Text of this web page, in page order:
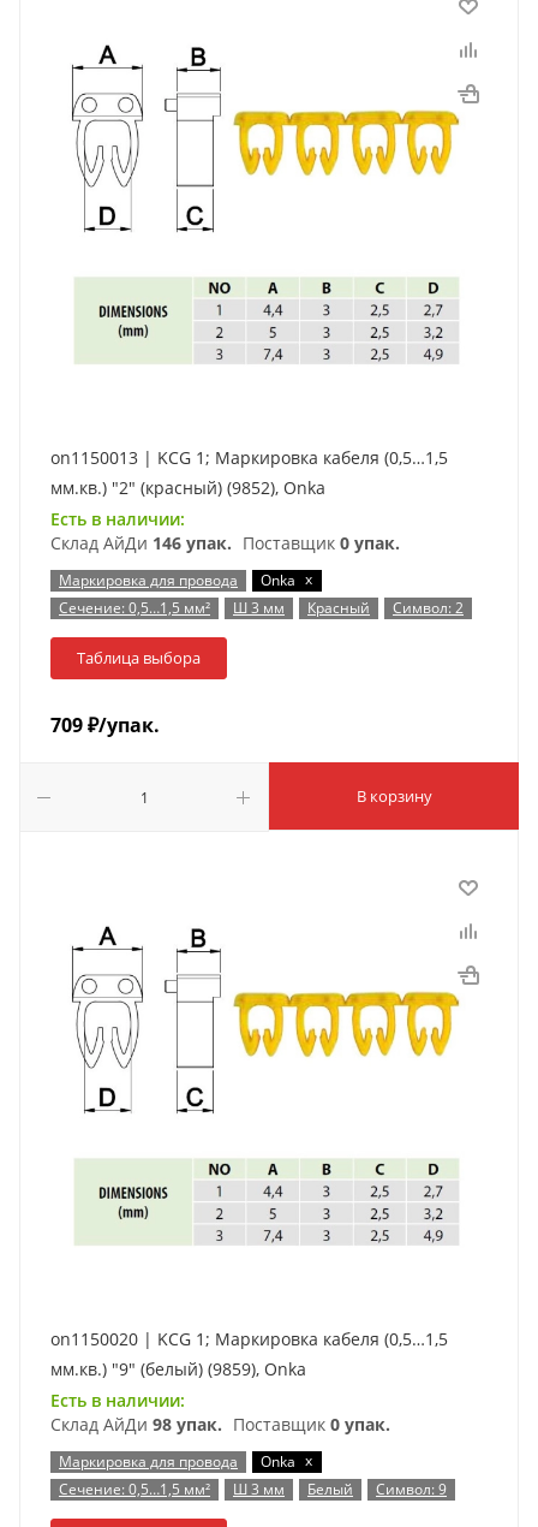
on1150013 | KCG 1; Маркировка кабеля (0,5…1,5
мм.кв.) "2" (красный) (9852), Onka
Есть в наличии:
Склад АйДи 146 упак. Поставщик 0 упак.
Маркировка для провода Onka x
Сечение: 0,5…1,5 мм²
Ш 3 мм Красный Символ: 2
Таблица выбора
709₽/упак.
В корзину
on1150020 | KCG 1; Маркировка кабеля (0,5…1,5
мм.кв.) "9" (белый) (9859), Onka
Есть в наличии:
Склад АйДи 98 упак. Поставщик 0 упак.
Маркировка для провода Onka x
Сечение: 0,5…1,5 мм²
Ш 3 мм Белый Символ: 9